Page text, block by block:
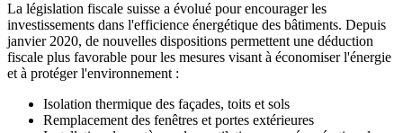
La législation fiscale suisse a évolué pour encourager les
investissements dans l'efficience énergétique des bâtiments. Depuis
janvier 2020, de nouvelles dispositions permettent une déduction
fiscale plus favorable pour les mesures visant à économiser l'énergie
et à protéger l'environnement :
Isolation thermique des façades, toits et sols
Remplacement des fenêtres et portes extérieures